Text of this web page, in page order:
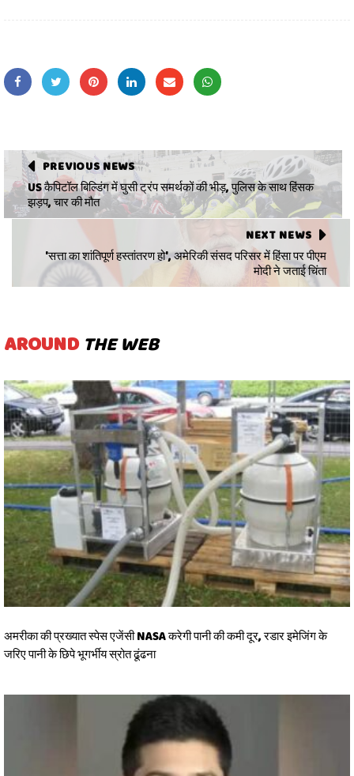
PREVIOUS NEWS
US कैपिटॉल बिल्डिंग में घुसी ट्रंप समर्थकों की भीड़, पुलिस के साथ हिंसक
झड़प, चार की मौत
NEXT NEWS
'सत्ता का शांतिपूर्ण हस्तांतरण हो', अमेरिकी संसद परिसर में हिंसा पर पीएम
मोदी ने जताई चिंता
AROUND THE WEB
अमरीका की प्रख्यात स्पेस एजेंसी NASA करेगी पानी की कमी दूर, रडार इमेजिंग के
जरिए पानी के छिपे भूगर्भीय स्रोत ढूंढना